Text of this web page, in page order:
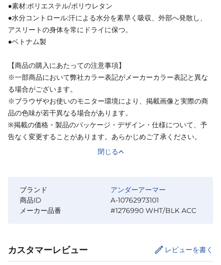
●素材:ポリエステル/ポリウレタン
●水分コントロール:汗による水分を素早く吸収、外部へ発散し、
アスリートの身体を常にドライに保つ。
●ベトナム製
【商品の購入にあたっての注意事項】
※一部商品において弊社カラー表記がメーカーカラー表記と異な
る場合がございます。
※ブラウザやお使いのモニター環境により、掲載画像と実際の商
品の色味が若干異なる場合があります。
※掲載の価格・製品のパッケージ・デザイン・仕様について、予
告なく変更することがあります。あらかじめご了承ください。
閉じる
ブランド
アンダーアーマー
商品ID
A-10762973101
メーカー品番
#1276990 WHT/BLK ACC
カスタマーレビュー レビューを書く